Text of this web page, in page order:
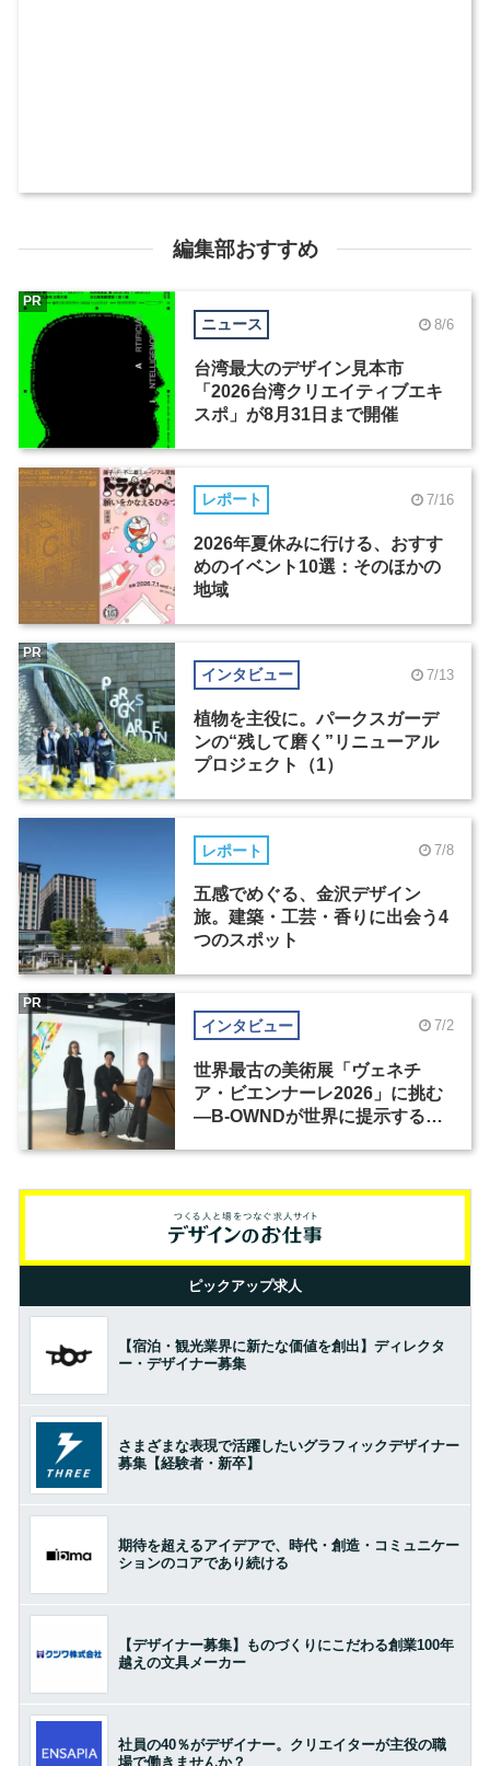
編集部おすすめ
ニュース 8/6
台湾最大のデザイン見本市
「2026台湾クリエイティブエキ
スポ」が8月31日まで開催
PR
レポート 7/16
2026年夏休みに行ける、おすす
めのイベント10選：そのほかの
地域
インタビュー 7/13
植物を主役に。パークスガーデ
ンの“残して磨く”リニューアル
プロジェクト（1）
PR
レポート 7/8
五感でめぐる、金沢デザイン
旅。建築・工芸・香りに出会う4
つのスポット
インタビュー 7/2
世界最古の美術展「ヴェネチ
ア・ビエンナーレ2026」に挑む
―B-OWNDが世界に提示する美
PR
ピックアップ求人
【宿泊・観光業界に新たな価値を創出】ディレクタ
ー・デザイナー募集
さまざまな表現で活躍したいグラフィックデザイナー
募集【経験者・新卒】
期待を超えるアイデアで、時代・創造・コミュニケー
ションのコアであり続ける
【デザイナー募集】ものづくりにこだわる創業100年
越えの文具メーカー
社員の40％がデザイナー。クリエイターが主役の職
場で働きませんか？